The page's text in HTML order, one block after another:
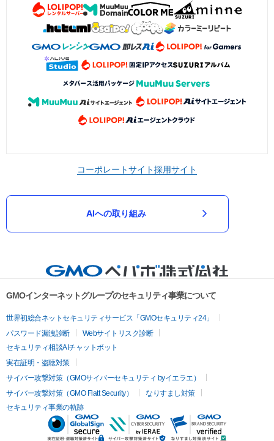
コーポレートサイト採用サイト
AIへの取り組み
GMOインターネットグループのセキュリティ事業について
世界初総合ネットセキュリティサービス「GMOセキュリティ24」
パスワード漏洩診断
Webサイトリスク診断
セキュリティ相談AIチャットボット
実在証明・盗聴対策
サイバー攻撃対策（GMOサイバーセキュリティ byイエラエ）
サイバー攻撃対策（GMO Flatt Security）
なりすまし対策
セキュリティ事業の軌跡